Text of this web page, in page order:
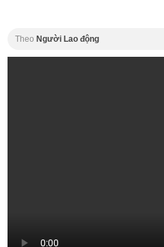
Theo Người Lao động